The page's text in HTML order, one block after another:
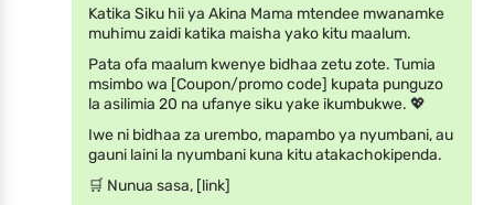
Katika Siku hii ya Akina Mama mtendee mwanamke
muhimu zaidi katika maisha yako kitu maalum.
Pata ofa maalum kwenye bidhaa zetu zote. Tumia
msimbo wa [Coupon/promo code] kupata punguzo
la asilimia 20 na ufanye siku yake ikumbukwe. 💖
Iwe ni bidhaa za urembo, mapambo ya nyumbani, au
gauni laini la nyumbani kuna kitu atakachokipenda.
🛒 Nunua sasa, [link]